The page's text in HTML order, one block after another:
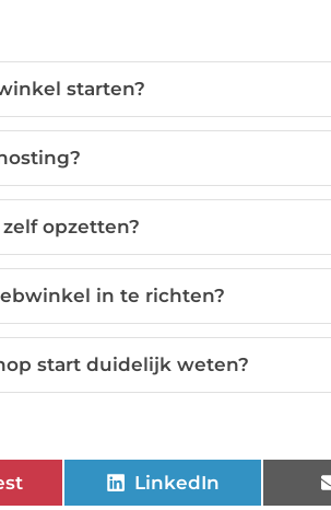
starten?
opzetten?
in te richten?
start duidelijk weten?
LinkedIn